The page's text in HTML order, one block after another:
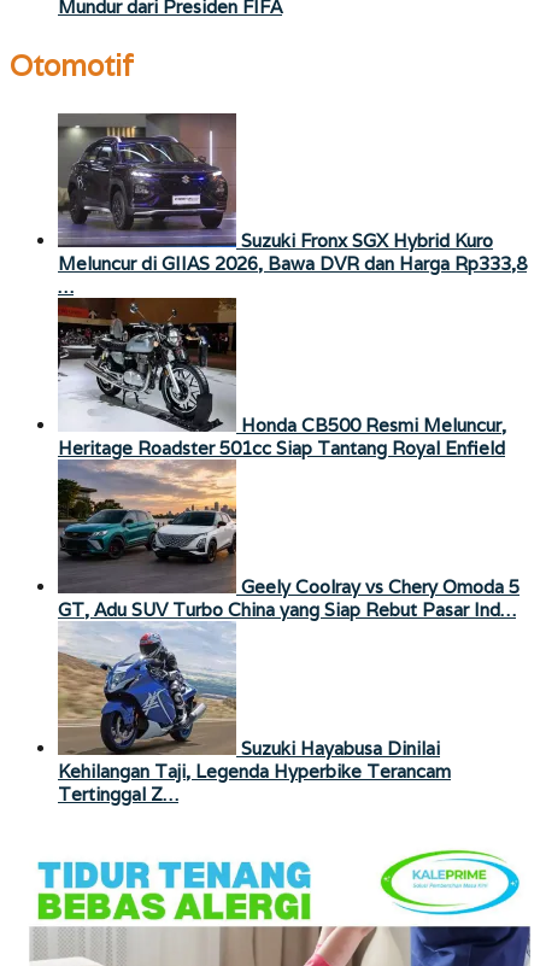
Mundur dari Presiden FIFA
Otomotif
Suzuki Fronx SGX Hybrid Kuro
Meluncur di GIIAS 2026, Bawa DVR dan Harga Rp333,8
…
Honda CB500 Resmi Meluncur,
Heritage Roadster 501cc Siap Tantang Royal Enfield
Geely Coolray vs Chery Omoda 5
GT, Adu SUV Turbo China yang Siap Rebut Pasar Ind…
Suzuki Hayabusa Dinilai
Kehilangan Taji, Legenda Hyperbike Terancam
Tertinggal Z…